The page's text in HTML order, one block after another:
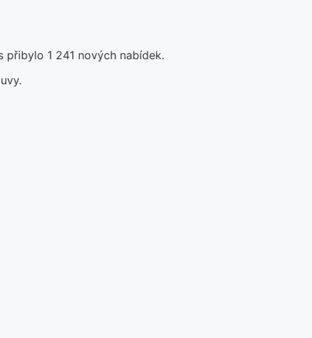
přibylo 1 241 nových nabídek.